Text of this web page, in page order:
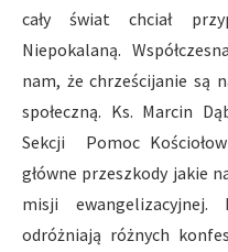
cały świat chciał
Niepokalaną.
nam, że chrześcijanie są
społeczną. Ks. Marcin
Sekcji Pomoc
główne przeszkody jakie
misji ewangelizacyjnej.
odróżniają różnych